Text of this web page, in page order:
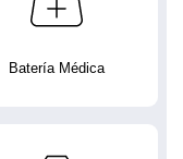
Batería Médica